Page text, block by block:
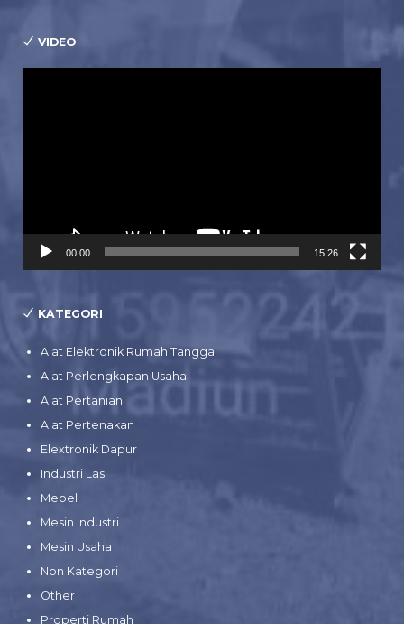
VIDEO
00:00 15:26
KATEGORI
Alat Elektronik Rumah Tangga
Alat Perlengkapan Usaha
Alat Pertanian
Alat Pertenakan
Elextronik Dapur
Industri Las
Mebel
Mesin Industri
Mesin Usaha
Non Kategori
Other
Properti Rumah